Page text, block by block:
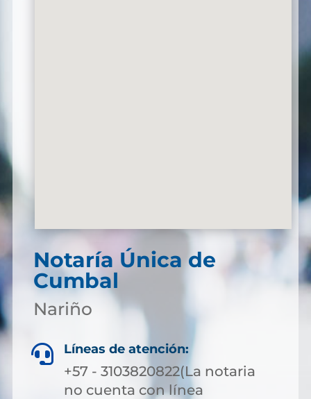
Notaría Única de
Cumbal
Nariño
 Líneas de atención:
+57 - 3103820822(La notaria
no cuenta con línea